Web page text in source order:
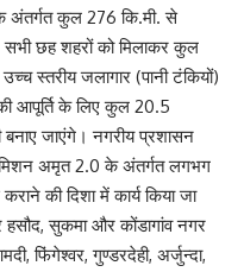
अंतर्गत कुल 276 कि.मी. से
सभी छह शहरों को मिलाकर कुल
स्तरीय जलागार (पानी टंकियों)
आपूर्ति के लिए कुल 20.5
जाएंगे। नगरीय प्रशासन
मिशन अमृत 2.0 के अंतर्गत लगभग
की दिशा में कार्य किया जा
हसौद, सुकमा और कोंडागांव नगर
फिंगेश्वर, गुण्डरदेही, अर्जुन्दा,